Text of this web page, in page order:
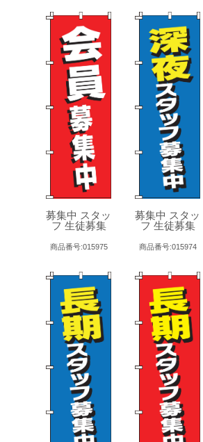
募集中 スタッ
フ 生徒募集
商品番号:015975
募集中 スタッ
フ 生徒募集
商品番号:015974